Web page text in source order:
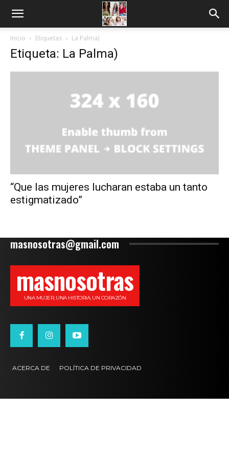
Inicio Etiquetas La Palma)
Etiqueta: La Palma)
“Que las mujeres lucharan estaba un tanto
estigmatizado”
masnosotras@gmail.com
masnosotras
UNA MUJER, UNA HISTORIA, UN CORAZÓN
ACERCA DE POLÍTICA DE PRIVACIDAD